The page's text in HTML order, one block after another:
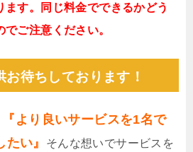
ます。同じ料金でできるかどう
ご注意ください。
待ちしております！
『より良いサービスを1名で
い』
そんな想いでサービスを